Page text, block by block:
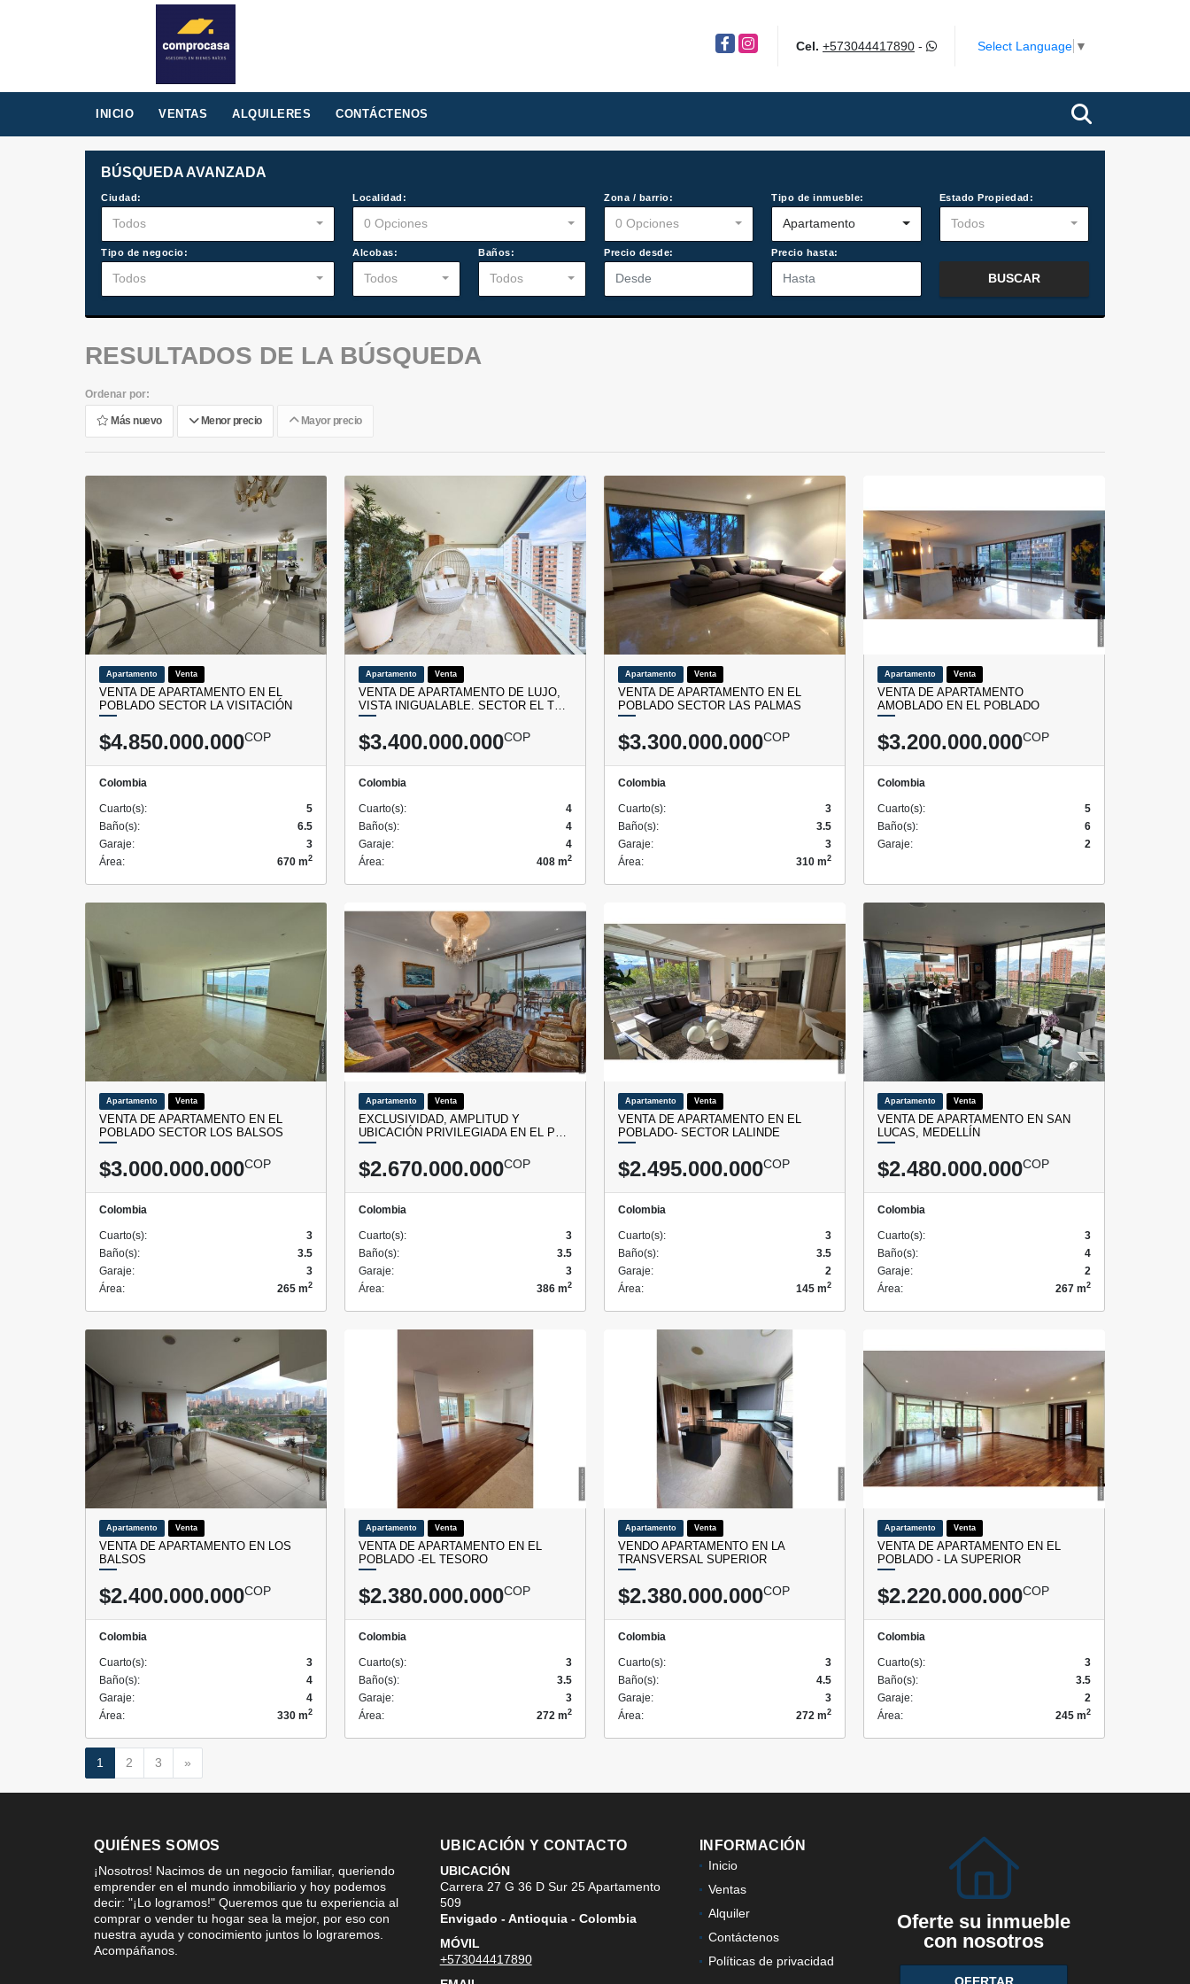
FacebookInstagram Cel. +573044417890- Select Language ▼
INICIO VENTAS ALQUILERES CONTÁCTENOS
BÚSQUEDA AVANZADA
Ciudad:
Todos
Localidad:
0 Opciones
Zona / barrio:
0 Opciones
Tipo de inmueble:
Apartamento
Estado Propiedad:
Todos
Tipo de negocio:
Todos
Alcobas:
Todos
Baños:
Todos
Precio desde: Precio hasta:
BUSCAR
RESULTADOS DE LA BÚSQUEDA
Ordenar por:
Más nuevo Menor precio Mayor precio
Apartamento Venta
VENTA DE APARTAMENTO EN EL
POBLADO SECTOR LA VISITACIÓN
$4.850.000.000COP
Colombia
Cuarto(s):
5
Baño(s):
6.5
Garaje:
3
Área:
670 m2
Apartamento Venta
VENTA DE APARTAMENTO DE LUJO,
VISTA INIGUALABLE. SECTOR EL T…
$3.400.000.000COP
Colombia
Cuarto(s):
4
Baño(s):
4
Garaje:
4
Área:
408 m2
Apartamento Venta
VENTA DE APARTAMENTO EN EL
POBLADO SECTOR LAS PALMAS
$3.300.000.000COP
Colombia
Cuarto(s):
3
Baño(s):
3.5
Garaje:
3
Área:
310 m2
Apartamento Venta
VENTA DE APARTAMENTO
AMOBLADO EN EL POBLADO
$3.200.000.000COP
Colombia
Cuarto(s):
5
Baño(s):
6
Garaje:
2
Apartamento Venta
VENTA DE APARTAMENTO EN EL
POBLADO SECTOR LOS BALSOS
$3.000.000.000COP
Colombia
Cuarto(s):
3
Baño(s):
3.5
Garaje:
3
Área:
265 m2
Apartamento Venta
EXCLUSIVIDAD, AMPLITUD Y
UBICACIÓN PRIVILEGIADA EN EL P…
$2.670.000.000COP
Colombia
Cuarto(s):
3
Baño(s):
3.5
Garaje:
3
Área:
386 m2
Apartamento Venta
VENTA DE APARTAMENTO EN EL
POBLADO- SECTOR LALINDE
$2.495.000.000COP
Colombia
Cuarto(s):
3
Baño(s):
3.5
Garaje:
2
Área:
145 m2
Apartamento Venta
VENTA DE APARTAMENTO EN SAN
LUCAS, MEDELLÍN
$2.480.000.000COP
Colombia
Cuarto(s):
3
Baño(s):
4
Garaje:
2
Área:
267 m2
Apartamento Venta
VENTA DE APARTAMENTO EN LOS
BALSOS
$2.400.000.000COP
Colombia
Cuarto(s):
3
Baño(s):
4
Garaje:
4
Área:
330 m2
Apartamento Venta
VENTA DE APARTAMENTO EN EL
POBLADO -EL TESORO
$2.380.000.000COP
Colombia
Cuarto(s):
3
Baño(s):
3.5
Garaje:
3
Área:
272 m2
Apartamento Venta
VENDO APARTAMENTO EN LA
TRANSVERSAL SUPERIOR
$2.380.000.000COP
Colombia
Cuarto(s):
3
Baño(s):
4.5
Garaje:
3
Área:
272 m2
Apartamento Venta
VENTA DE APARTAMENTO EN EL
POBLADO - LA SUPERIOR
$2.220.000.000COP
Colombia
Cuarto(s):
3
Baño(s):
3.5
Garaje:
2
Área:
245 m2
1 2 3 »
QUIÉNES SOMOS
¡Nosotros! Nacimos de un negocio familiar, queriendo
emprender en el mundo inmobiliario y hoy podemos
decir: "¡Lo logramos!" Queremos que tu experiencia al
comprar o vender tu hogar sea la mejor, por eso con
nuestra ayuda y conocimiento juntos lo lograremos.
Acompáñanos.
UBICACIÓN Y CONTACTO
UBICACIÓN
Carrera 27 G 36 D Sur 25 Apartamento
509
Envigado - Antioquia - Colombia
MÓVIL
+573044417890
INFORMACIÓN
Inicio
Ventas
Alquiler
Contáctenos
Políticas de privacidad
Oferte su inmueble
con nosotros